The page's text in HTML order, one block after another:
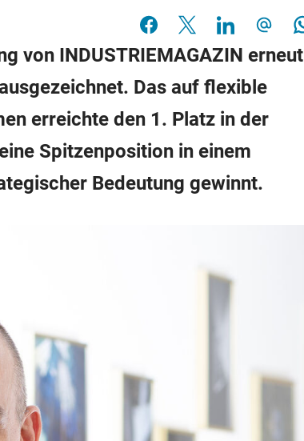
von INDUSTRIEMAGAZIN erneut
Das auf flexible
erreichte den 1. Platz in der
Spitzenposition in einem
Bedeutung gewinnt.